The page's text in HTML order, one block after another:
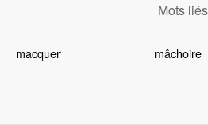
Mots
macquer mâchoire